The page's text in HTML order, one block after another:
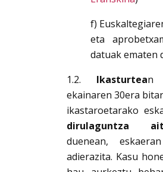
f)
eta
datuak ematen
1.2. Ikasturtean
ekainaren 30era
ikastaroetarako
dirulaguntza
duenean,
adierazita. Kasu